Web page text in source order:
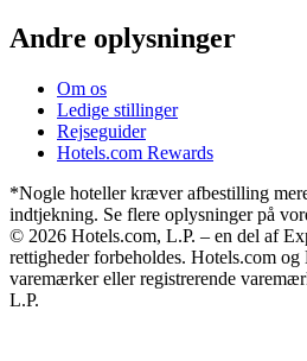
Andre oplysninger
Om os
Ledige stillinger
Rejseguider
Hotels.com Rewards
*Nogle hoteller kræver afbestilling
indtjekning. Se flere oplysninger på
© 2026 Hotels.com, L.P. – en del af
rettigheder forbeholdes. Hotels.com
varemærker eller registrerende
L.P.